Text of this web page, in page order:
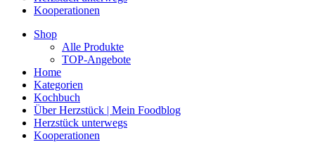
Kooperationen
Shop
Alle Produkte
TOP-Angebote
Home
Kategorien
Kochbuch
Über Herzstück | Mein Foodblog
Herzstück unterwegs
Kooperationen